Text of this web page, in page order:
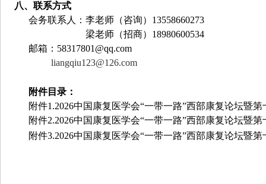
八、联系方式
会务联系人：李老师（咨询） 13558660273
梁老师（招商） 18980600534
邮箱： 58317801@qq.com
liangqiu123@126.com
附件目录：
附件1.2026中国康复医学会“一带一路”西部康复论坛暨
附件2.2026中国康复医学会“一带一路”西部康复论坛暨第
附件3.2026中国康复医学会“一带一路”西部康复论坛暨第